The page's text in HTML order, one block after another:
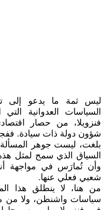
ليس ثمة ما يدعو إلى
السياسات العدوانية
فنزويلا، من حصار
شؤون دولة ذات سيادة.
بلغت، ليست جوهر
السياق الذي سمح لمثل
وأن تُمارَس في مواجهة
شعبي فعلي عنها.
من هنا، لا ينطلق هذا
سياسات واشنطن، ولا من